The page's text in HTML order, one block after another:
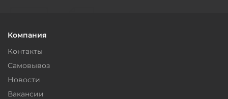
Компания
Контакты
Самовывоз
Новости
Вакансии